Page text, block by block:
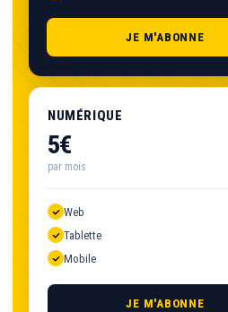
JE M'ABONNE
NUMÉRIQUE
5€
par mois
Web
Tablette
Mobile
JE M'ABONNE